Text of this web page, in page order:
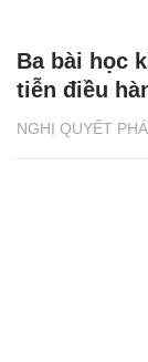
NGHỊ QUYẾT
Ba bài học
tiễn điều